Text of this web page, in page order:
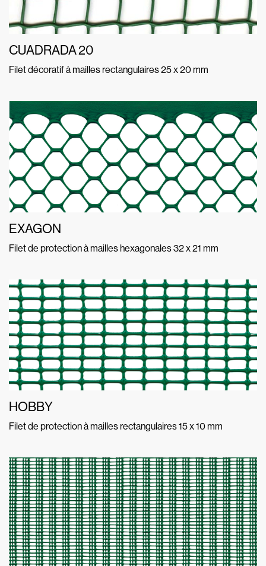
CUADRADA 20
Filet décoratif à mailles rectangulaires 25 x 20 mm
EXAGON
Filet de protection à mailles hexagonales 32 x 21 mm
HOBBY
Filet de protection à mailles rectangulaires 15 x 10 mm